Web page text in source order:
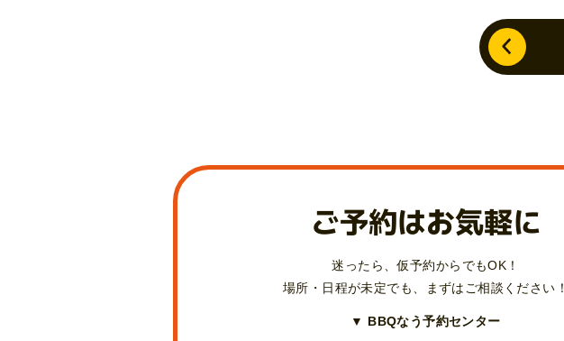
ご予約はお気軽に
迷ったら、仮予約からでもOK！
場所・日程が未定でも、
まずはご相談ください！
▼ BBQなう予約センター